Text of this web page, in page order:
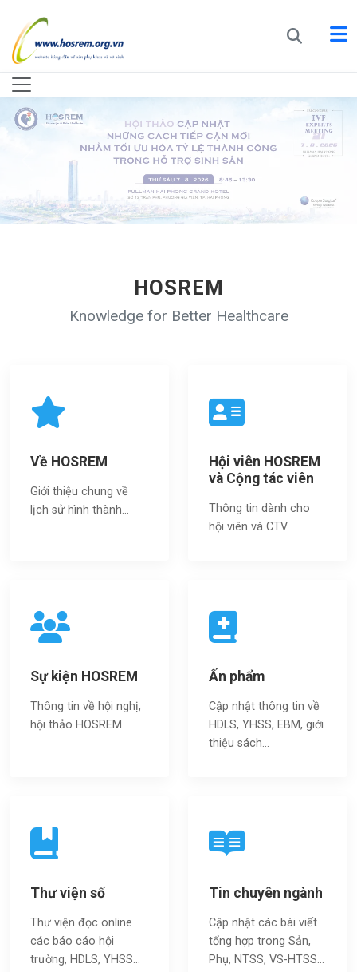
HOSREM
Knowledge for Better Healthcare
Về HOSREM
Giới thiệu chung về
lịch sử hình thành...
Hội viên HOSREM
và Cộng tác viên
Thông tin dành cho
hội viên và CTV
Sự kiện HOSREM
Thông tin về hội nghị,
hội thảo HOSREM
Ấn phẩm
Cập nhật thông tin về
HDLS, YHSS, EBM, giới
thiệu sách…
Thư viện số
Thư viện đọc online
các báo cáo hội
trường, HDLS, YHSS…
Tin chuyên ngành
Cập nhật các bài viết
tổng hợp trong Sản,
Phụ, NTSS, VS-HTSS...